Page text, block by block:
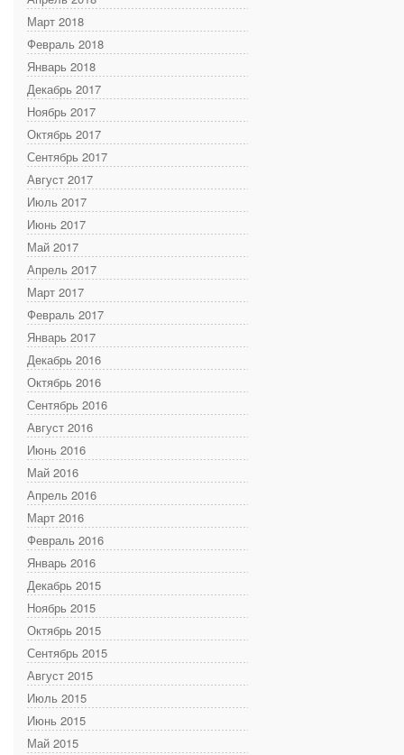
Март 2018
Февраль 2018
Январь 2018
Декабрь 2017
Ноябрь 2017
Октябрь 2017
Сентябрь 2017
Август 2017
Июль 2017
Июнь 2017
Май 2017
Апрель 2017
Март 2017
Февраль 2017
Январь 2017
Декабрь 2016
Октябрь 2016
Сентябрь 2016
Август 2016
Июнь 2016
Май 2016
Апрель 2016
Март 2016
Февраль 2016
Январь 2016
Декабрь 2015
Ноябрь 2015
Октябрь 2015
Сентябрь 2015
Август 2015
Июль 2015
Июнь 2015
Май 2015